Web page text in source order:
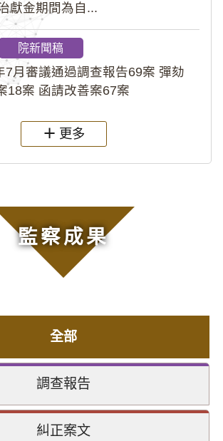
獻金期間為自...
院新聞稿
7月審議通過調查報告69案 彈劾
18案 函請改善案67案
更多
監察成果
全部
調查報告
糾正案文